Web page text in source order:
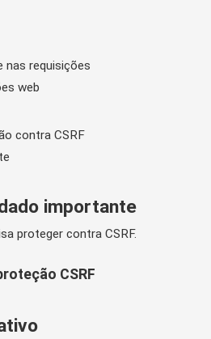
nas requisições
web
contra CSRF
importante
proteger contra CSRF.
CSRF